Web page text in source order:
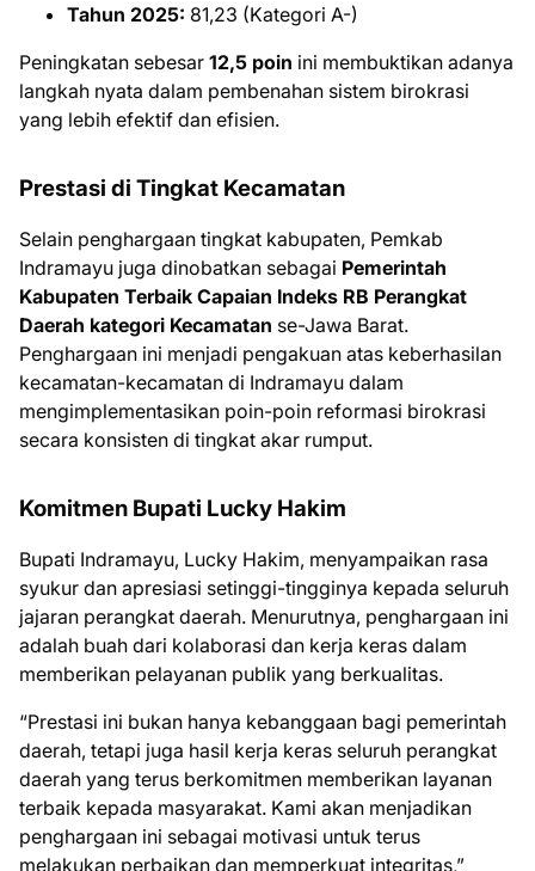
Tahun 2025: 81,23 (Kategori A-)
Peningkatan sebesar 12,5 poin ini membuktikan adanya
langkah nyata dalam pembenahan sistem birokrasi
yang lebih efektif dan efisien.
Prestasi di Tingkat Kecamatan
Selain penghargaan tingkat kabupaten, Pemkab
Indramayu juga dinobatkan sebagai Pemerintah
Kabupaten Terbaik Capaian Indeks RB Perangkat
Daerah kategori Kecamatan se-Jawa Barat.
Penghargaan ini menjadi pengakuan atas keberhasilan
kecamatan-kecamatan di Indramayu dalam
mengimplementasikan poin-poin reformasi birokrasi
secara konsisten di tingkat akar rumput.
Komitmen Bupati Lucky Hakim
Bupati Indramayu, Lucky Hakim, menyampaikan rasa
syukur dan apresiasi setinggi-tingginya kepada seluruh
jajaran perangkat daerah. Menurutnya, penghargaan ini
adalah buah dari kolaborasi dan kerja keras dalam
memberikan pelayanan publik yang berkualitas.
“Prestasi ini bukan hanya kebanggaan bagi pemerintah
daerah, tetapi juga hasil kerja keras seluruh perangkat
daerah yang terus berkomitmen memberikan layanan
terbaik kepada masyarakat. Kami akan menjadikan
penghargaan ini sebagai motivasi untuk terus
melakukan perbaikan dan memperkuat integritas,”